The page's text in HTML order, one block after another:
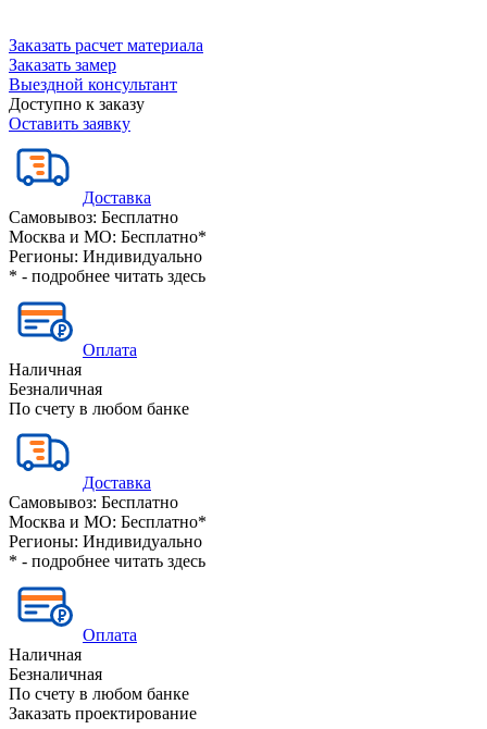
Заказать расчет материала
Заказать замер
Выездной консультант
Доступно к заказу
Оставить заявку
Доставка
Самовывоз: Бесплатно
Москва и МО: Бесплатно*
Регионы: Индивидуально
* - подробнее читать здесь
Оплата
Наличная
Безналичная
По счету в любом банке
Доставка
Самовывоз: Бесплатно
Москва и МО: Бесплатно*
Регионы: Индивидуально
* - подробнее читать здесь
Оплата
Наличная
Безналичная
По счету в любом банке
Заказать проектирование